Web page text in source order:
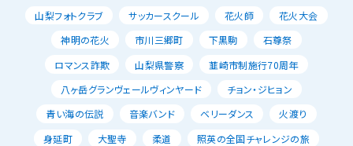
山梨フォトクラブ サッカースクール 花火師
花火大会
神明の花火
市川三郷町 下黒駒
石尊祭
ロマンス詐欺
山梨県警察
韮崎市制施行70周年
八ヶ岳グランヴェールヴィンヤード
チョン・ジヒョン
青い海の伝説
音楽バンド ベリーダンス
火渡り
身延町
大聖寺 柔道
照英の全国チャレンジの旅